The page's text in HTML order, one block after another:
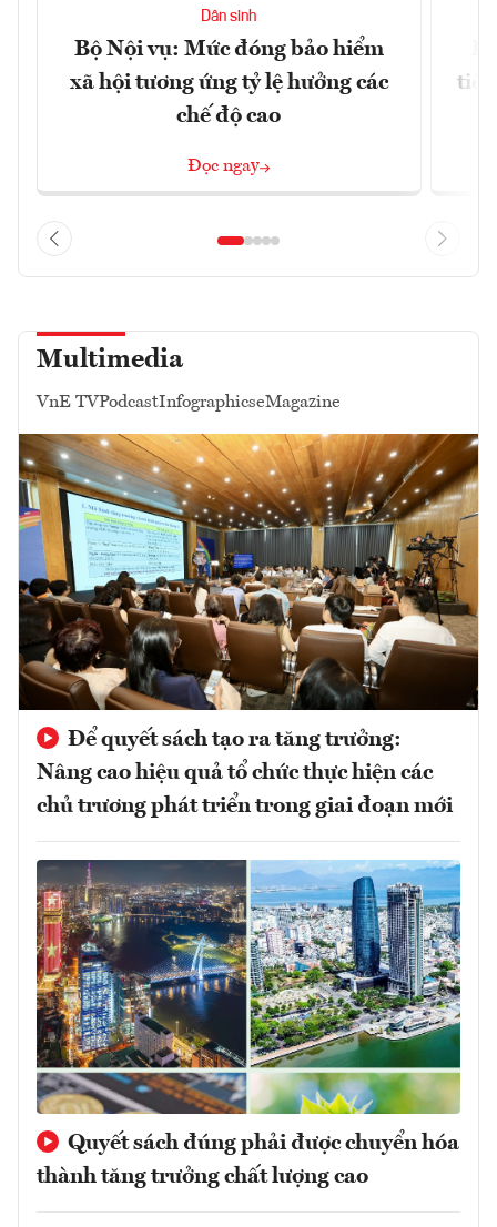
Dân sinh
Bộ Nội vụ: Mức đóng bảo hiểm
xã hội tương ứng tỷ lệ hưởng các
chế độ cao
Đọc ngay
Multimedia
VnE TVPodcastInfographicseMagazine
Để quyết sách tạo ra tăng trưởng:
Nâng cao hiệu quả tổ chức thực hiện các
chủ trương phát triển trong giai đoạn mới
Quyết sách đúng phải được chuyển hóa
thành tăng trưởng chất lượng cao